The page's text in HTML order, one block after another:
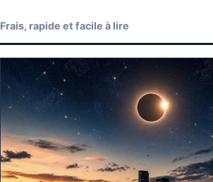
Frais, rapide et facile à lire